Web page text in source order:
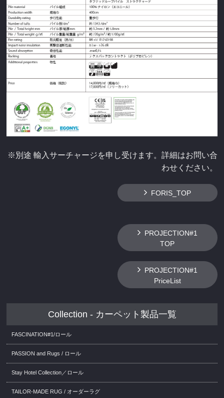
※別途 輸入サーチャージを申し受けます。詳細はお問い合
わせください。
FORIS_TOP
PROJECTION#1
TOP
PROJECTION#1
PriceList
Collection - カーペット製品一覧
FASCINATION#1/ロール
PASSION and Rugs / ロール
Stay Hotel Collection／ロール
TAILOR-MADE RUG / オーダーラグ